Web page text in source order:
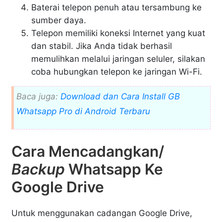
Baterai telepon penuh atau tersambung ke
sumber daya.
Telepon memiliki koneksi Internet yang kuat
dan stabil. Jika Anda tidak berhasil
memulihkan melalui jaringan seluler, silakan
coba hubungkan telepon ke jaringan Wi-Fi.
Baca juga: Download dan Cara Install GB
Whatsapp Pro di Android Terbaru
Cara Mencadangkan/
Backup Whatsapp Ke
Google Drive
Untuk menggunakan cadangan Google Drive,